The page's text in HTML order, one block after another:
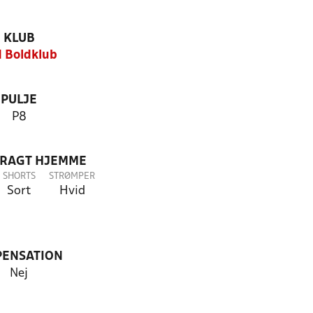
KLUB
Boldklub
PULJE
P8
HJEMME
SHORTS
Sort
STRØMPER
Hvid
Nej